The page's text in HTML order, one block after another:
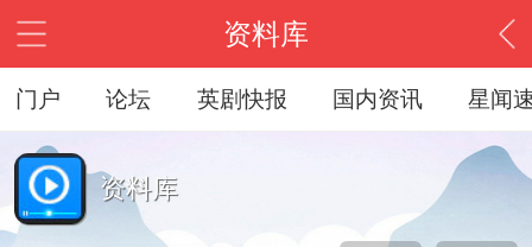
资料库
门户 论坛 英剧快报 国内资讯 星闻
资料库